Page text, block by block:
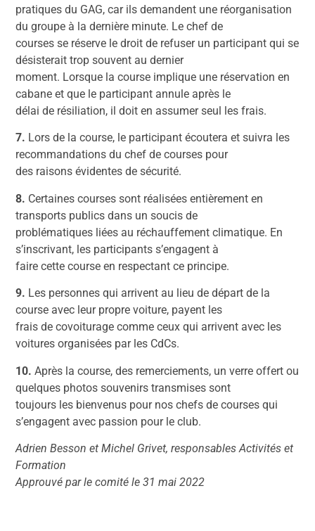
pratiques du GAG, car ils demandent une réorganisation
du groupe à la dernière minute. Le chef de
courses se réserve le droit de refuser un participant qui se
désisterait trop souvent au dernier
moment. Lorsque la course implique une réservation en
cabane et que le participant annule après le
délai de résiliation, il doit en assumer seul les frais.
7. Lors de la course, le participant écoutera et suivra les
recommandations du chef de courses pour
des raisons évidentes de sécurité.
8. Certaines courses sont réalisées entièrement en
transports publics dans un soucis de
problématiques liées au réchauffement climatique. En
s’inscrivant, les participants s’engagent à
faire cette course en respectant ce principe.
9. Les personnes qui arrivent au lieu de départ de la
course avec leur propre voiture, payent les
frais de covoiturage comme ceux qui arrivent avec les
voitures organisées par les CdCs.
10. Après la course, des remerciements, un verre offert ou
quelques photos souvenirs transmises sont
toujours les bienvenus pour nos chefs de courses qui
s’engagent avec passion pour le club.
Adrien Besson et Michel Grivet, responsables Activités et
Formation
Approuvé par le comité le 31 mai 2022